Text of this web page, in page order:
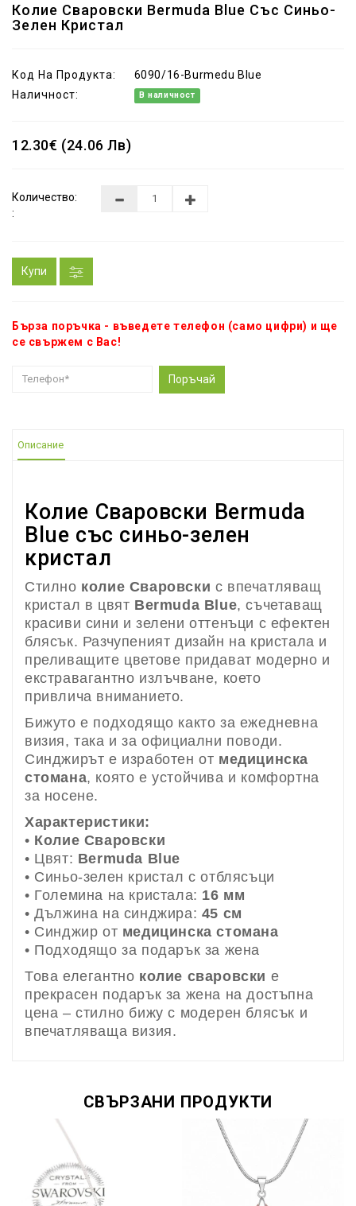
Колие Сваровски Bermuda Blue Със Синьо-
Зелен Кристал
Код На Продукта:
6090/16-Burmedu Blue
Наличност:
В наличност
12.30€ (24.06 Лв)
Количество:
:
Купи
Бърза поръчка - въведете телефон (само цифри) и ще
се свържем с Вас!
Поръчай
Описание
Колие Сваровски Bermuda
Blue със синьо-зелен
кристал
Стилно колие Сваровски с впечатляващ
кристал в цвят Bermuda Blue, съчетаващ
красиви сини и зелени оттенъци с ефектен
блясък. Разчупеният дизайн на кристала и
преливащите цветове придават модерно и
екстравагантно излъчване, което
привлича вниманието.
Бижуто е подходящо както за ежедневна
визия, така и за официални поводи.
Синджирът е изработен от медицинска
стомана, която е устойчива и комфортна
за носене.
Характеристики:
• Колие Сваровски
• Цвят: Bermuda Blue
• Синьо-зелен кристал с отблясъци
• Големина на кристала: 16 мм
• Дължина на синджира: 45 см
• Синджир от медицинска стомана
• Подходящо за подарък за жена
Това елегантно колие сваровски е
прекрасен подарък за жена на достъпна
цена – стилно бижу с модерен блясък и
впечатляваща визия.
СВЪРЗАНИ ПРОДУКТИ